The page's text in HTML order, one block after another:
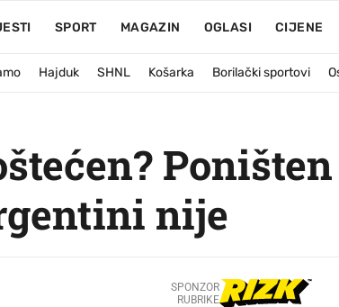
SPORT MAGAZIN OGLASI CIJENE
Hajduk SHNL Košarka Borilački sportovi
nije
SPONZOR
RUBRIKE